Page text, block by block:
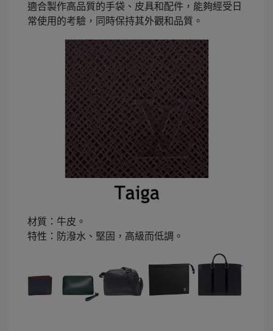
適合製作高品質的手袋、皮具和配件，能夠經受日
常使用的考驗，同時保持其外觀和品質。
材質：牛皮。
特性：防潑水、堅固，高級而低調。